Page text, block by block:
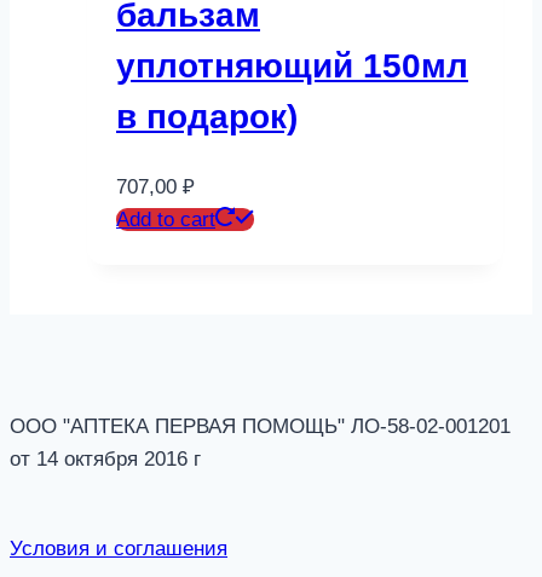
бальзам
уплотняющий 150мл
в подарок)
707,00 ₽
Add to cart
ООО "АПТЕКА ПЕРВАЯ ПОМОЩЬ" ЛО-58-02-001201
от 14 октября 2016 г
Условия и соглашения